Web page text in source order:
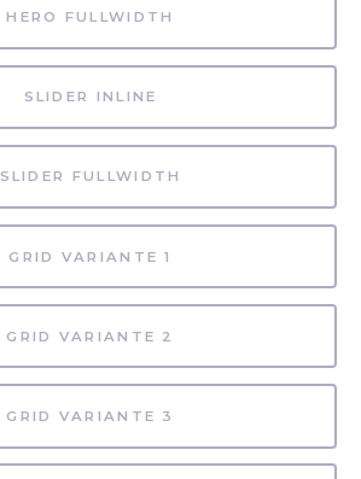
HERO FULLWIDTH
SLIDER INLINE
SLIDER FULLWIDTH
GRID VARIANTE 1
GRID VARIANTE 2
GRID VARIANTE 3